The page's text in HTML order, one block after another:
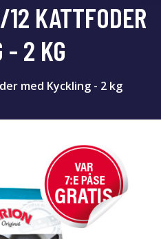
KATTFODER
- 2 KG
med Kyckling - 2 kg